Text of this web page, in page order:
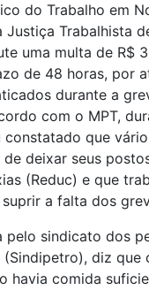
do Trabalho em
Justiça Trabalhista
uma multa de R$
de 48 horas, por
durante a
com o MPT,
que
deixar seus
(Reduc) e que
a falta dos
pelo sindicato dos
(Sindipetro), diz que
havia comida